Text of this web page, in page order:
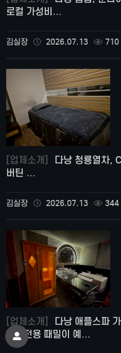
로컬 가성비…
김실장 2026.07.13 710
[업체소개]
버틴 …
김실장 2026.07.13 344
[업체소개]
남성전용 때밀이 예…